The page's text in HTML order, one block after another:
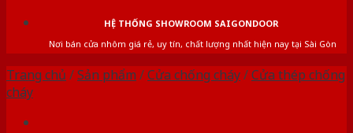
HỆ THỐNG SHOWROOM SAIGONDOOR
Nơi bán cửa nhôm giá rẻ, uy tín, chất lượng nhất hiện nay tại Sài Gòn
Trang chủ /Sản phẩm /Cửa chống cháy/Cửa thép chống
cháy